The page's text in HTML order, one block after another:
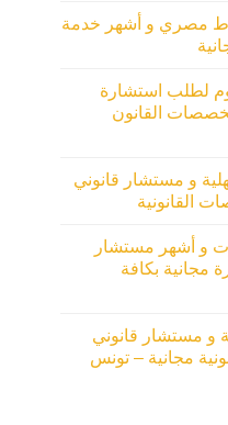
مصري و أشهر خدمة
لطلب استشارة
تخصصات القانون
و مستشار قانوني
القانونية
و أشهر مستشار
مجانية بكافة
و مستشار قانوني
مجانية – تونس